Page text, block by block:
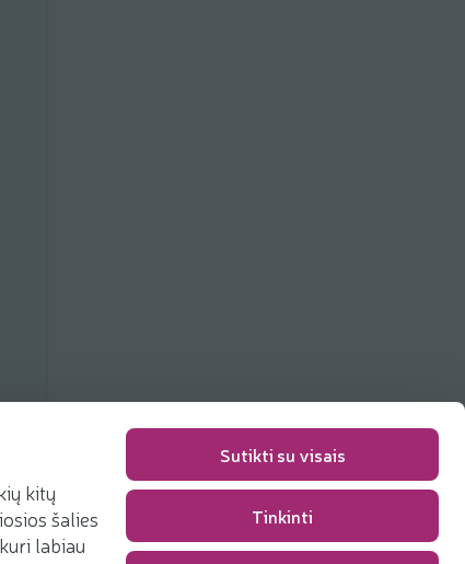
kitų
šalies
labiau
Sutikti su visais
Tinkinti
Packaging fee 0,00 €